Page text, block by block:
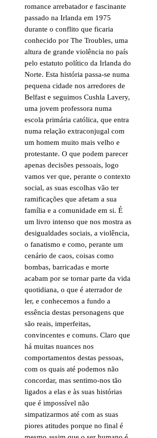
romance arrebatador e fascinante
passado na Irlanda em 1975
durante o conflito que ficaria
conhecido por The Troubles, uma
altura de grande violência no país
pelo estatuto político da Irlanda do
Norte. Esta história passa-se numa
pequena cidade nos arredores de
Belfast e seguimos Cushla Lavery,
uma jovem professora numa
escola primária católica, que entra
numa relação extraconjugal com
um homem muito mais velho e
protestante. O que podem parecer
apenas decisões pessoais, logo
vamos ver que, perante o contexto
social, as suas escolhas vão ter
ramificações que afetam a sua
família e a comunidade em si. É
um livro intenso que nos mostra as
desigualdades sociais, a violência,
o fanatismo e como, perante um
cenário de caos, coisas como
bombas, barricadas e morte
acabam por se tornar parte da vida
quotidiana, o que é aterrador de
ler, e conhecemos a fundo a
essência destas personagens que
são reais, imperfeitas,
convincentes e comuns. Claro que
há muitas nuances nos
comportamentos destas pessoas,
com os quais até podemos não
concordar, mas sentimo-nos tão
ligados a elas e às suas histórias
que é impossível não
simpatizarmos até com as suas
piores atitudes porque no final é